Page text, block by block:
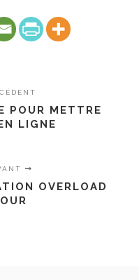
POUR METTRE
LIGNE
OVERLOAD